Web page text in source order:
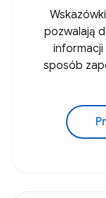
pozwalają
sposób